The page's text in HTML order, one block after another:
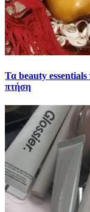
Τα beauty essentials
πτήση